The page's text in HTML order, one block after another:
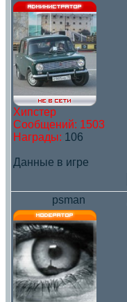
Хипстер
Сообщений: 1503
Награды: 106
Данные в игре
psman